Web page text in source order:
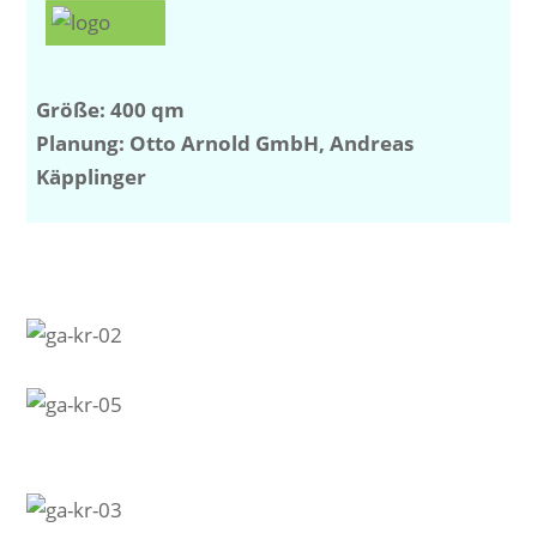
Größe: 400 qm
Planung: Otto Arnold GmbH, Andreas
Käpplinger